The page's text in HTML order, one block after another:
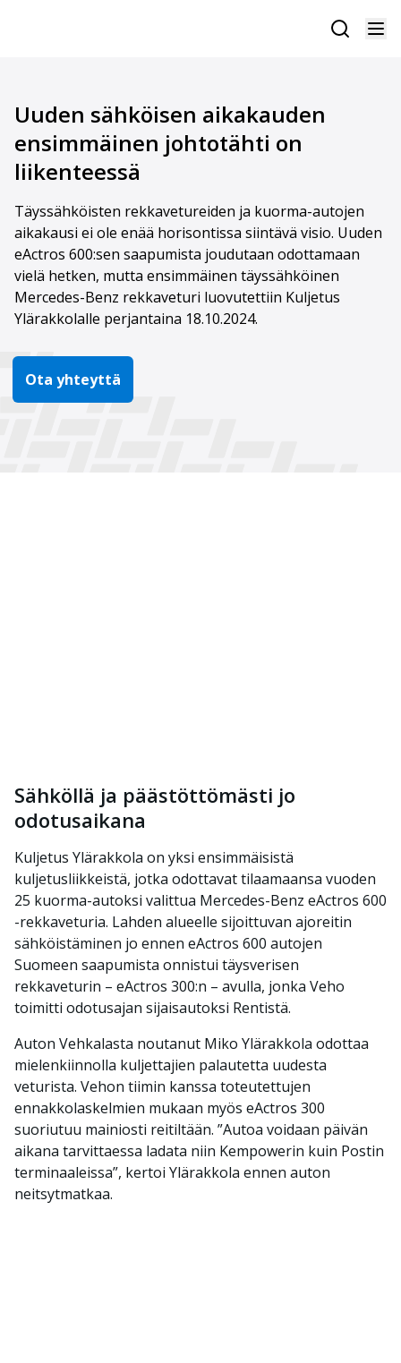
Uuden sähköisen aikakauden
ensimmäinen johtotähti on
liikenteessä
Täyssähköisten rekkavetureiden ja kuorma-autojen
aikakausi ei ole enää horisontissa siintävä visio. Uuden
eActros 600:sen saapumista joudutaan odottamaan
vielä hetken, mutta ensimmäinen täyssähköinen
Mercedes-Benz rekkaveturi luovutettiin Kuljetus
Ylärakkolalle perjantaina 18.10.2024.
Ota yhteyttä
Sähköllä ja päästöttömästi jo
odotusaikana
Kuljetus Ylärakkola on yksi ensimmäisistä
kuljetusliikkeistä, jotka odottavat tilaamaansa vuoden
25 kuorma-autoksi valittua Mercedes-Benz eActros 600
-rekkaveturia. Lahden alueelle sijoittuvan ajoreitin
sähköistäminen jo ennen eActros 600 autojen
Suomeen saapumista onnistui täysverisen
rekkaveturin – eActros 300:n – avulla, jonka Veho
toimitti odotusajan sijaisautoksi Rentistä.
Auton Vehkalasta noutanut Miko Ylärakkola odottaa
mielenkiinnolla kuljettajien palautetta uudesta
veturista. Vehon tiimin kanssa toteutettujen
ennakkolaskelmien mukaan myös eActros 300
suoriutuu mainiosti reitiltään. ”Autoa voidaan päivän
aikana tarvittaessa ladata niin Kempowerin kuin Postin
terminaaleissa”, kertoi Ylärakkola ennen auton
neitsytmatkaa.